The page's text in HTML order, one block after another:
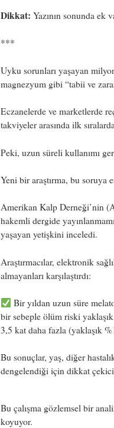
Dikkat: Yazının sonunda ek
***
Uyku sorunları yaşayan
magnezyum gibi “tabii ve
Eczanelerde ve marketlerde
takviyeler arasında ilk
Peki, uzun süreli kullanımı
Yeni bir araştırma, bu soruya
Amerikan Kalp Derneği’nin
hakemli dergide
yaşayan yetişkini inceledi.
Araştırmacılar, elektronik
almayanları karşılaştırdı:
Bir yıldan uzun süre
bir sebeple ölüm riski yaklaşık
3,5 kat daha fazla (yaklaşık
Bu sonuçlar, yaş, diğer
dengelendiği için dikkat
Bu çalışma gözlemsel bir
koyuyor.